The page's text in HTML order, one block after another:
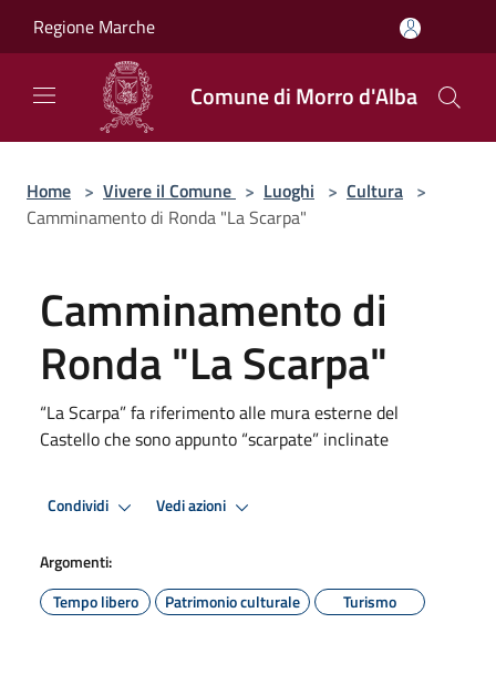
Regione Marche
Comune di Morro d'Alba
Home > Vivere il Comune > Luoghi > Cultura >
Camminamento di Ronda "La Scarpa"
Camminamento di
Ronda "La Scarpa"
“La Scarpa” fa riferimento alle mura esterne del
Castello che sono appunto “scarpate” inclinate
Condividi Vedi azioni
Argomenti:
Tempo libero
Patrimonio culturale Turismo